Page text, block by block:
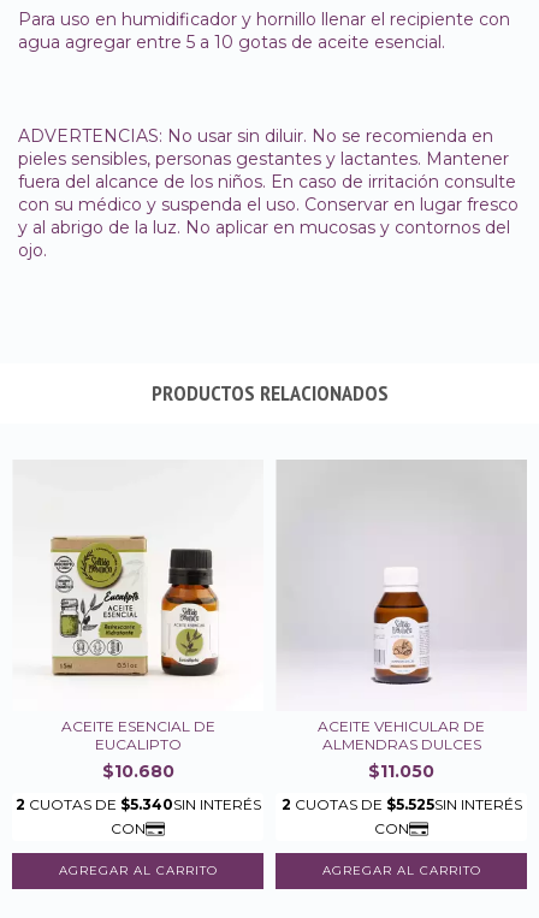
Para uso en humidificador y hornillo llenar el recipiente con
agua agregar entre 5 a 10 gotas de aceite esencial.
ADVERTENCIAS: No usar sin diluir. No se recomienda en
pieles sensibles, personas gestantes y lactantes. Mantener
fuera del alcance de los niños. En caso de irritación consulte
con su médico y suspenda el uso. Conservar en lugar fresco
y al abrigo de la luz. No aplicar en mucosas y contornos del
ojo.
PRODUCTOS RELACIONADOS
ACEITE ESENCIAL DE
EUCALIPTO
$10.680
ACEITE VEHICULAR DE
ALMENDRAS DULCES
$11.050